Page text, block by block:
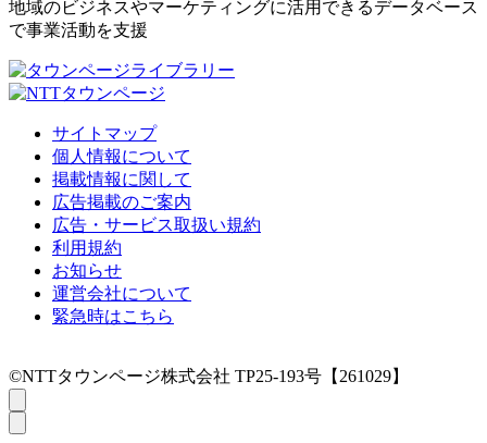
地域のビジネスやマーケティングに活用できるデータベース
で事業活動を支援
サイトマップ
個人情報について
掲載情報に関して
広告掲載のご案内
広告・サービス取扱い規約
利用規約
お知らせ
運営会社について
緊急時はこちら
©NTTタウンページ株式会社 TP25-193号【261029】